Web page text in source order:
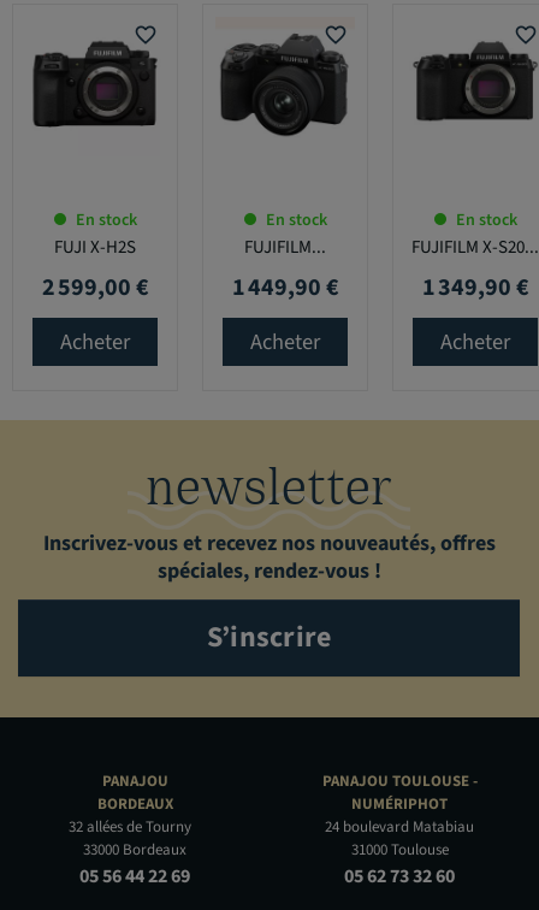
favorite_border
En stock
FUJI X-H2S
Prix
2 599,00 €
Acheter
favorite_border
En stock
FUJIFILM...
Prix
1 449,90 €
Acheter
favorite_border
En stock
FUJIFILM X-S20...
Prix
1 349,90 €
Acheter
newsletter
Inscrivez-vous et recevez nos nouveautés, offres
spéciales, rendez-vous !
S’inscrire
PANAJOU
BORDEAUX
32 allées de Tourny
33000 Bordeaux
05 56 44 22 69
PANAJOU TOULOUSE -
NUMÉRIPHOT
24 boulevard Matabiau
31000 Toulouse
05 62 73 32 60